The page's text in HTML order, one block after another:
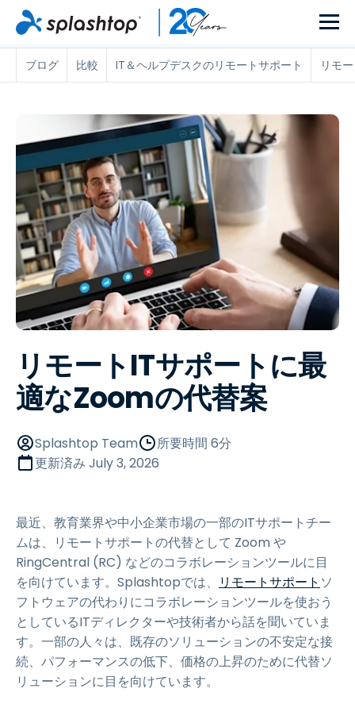
ブログ 比較 IT＆ヘルプデスクのリモートサポート リモ
リモートITサポートに最
適なZoomの代替案
Splashtop Team
所要時間 6分
更新済み July 3, 2026
最近、教育業界や中小企業市場の一部のITサポートチー
ムは、リモートサポートの代替として Zoom や
RingCentral (RC) などのコラボレーションツールに目
を向けています。Splashtopでは、
リモートサポート ソ
フトウェアの代わりにコラボレーションツールを使おう
としているITディレクターや技術者から話を聞いていま
す。一部の人々は、既存のソリューションの不安定な接
続、パフォーマンスの低下、価格の上昇のために代替ソ
リューションに目を向けています。